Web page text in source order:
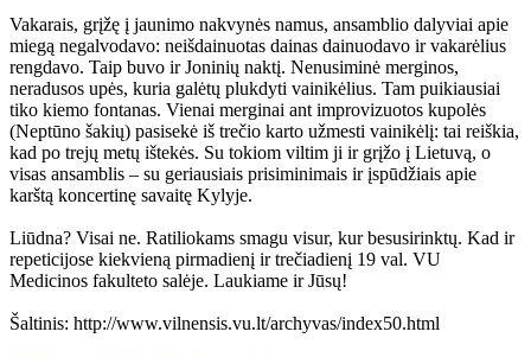
Vakarais, grįžę į jaunimo nakvynės namus, ansamblio dalyviai apie
miegą negalvodavo: neišdainuotas dainas dainuodavo ir vakarėlius
rengdavo. Taip buvo ir Joninių naktį. Nenusiminė merginos,
neradusos upės, kuria galėtų plukdyti vainikėlius. Tam puikiausiai
tiko kiemo fontanas. Vienai merginai ant improvizuotos kupolės
(Neptūno šakių) pasisekė iš trečio karto užmesti vainikėlį: tai reiškia,
kad po trejų metų ištekės. Su tokiom viltim ji ir grįžo į Lietuvą, o
visas ansamblis – su geriausiais prisiminimais ir įspūdžiais apie
karštą koncertinę savaitę Kylyje.
Liūdna? Visai ne. Ratiliokams smagu visur, kur besusirinktų. Kad ir
repeticijose kiekvieną pirmadienį ir trečiadienį 19 val. VU
Medicinos fakulteto salėje. Laukiame ir Jūsų!
Šaltinis: http://www.vilnensis.vu.lt/archyvas/index50.html